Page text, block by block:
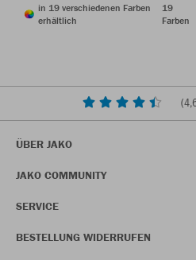
in 19 verschiedenen Farben
erhältlich
19
Farben
(
ÜBER JAKO
JAKO COMMUNITY
SERVICE
BESTELLUNG WIDERRUFEN